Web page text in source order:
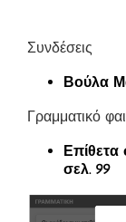
Συνδέσεις
Βούλα
Γραμματικό
Επίθετα
σελ. 99